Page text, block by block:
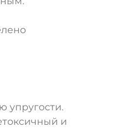
упругости.
и